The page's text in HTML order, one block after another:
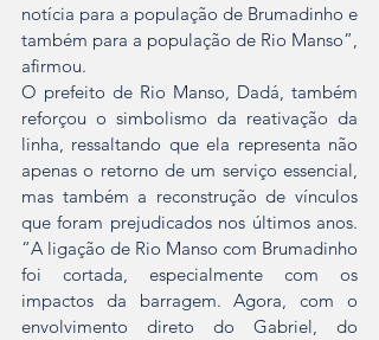
notícia para a população de Brumadinho e
também para a população de Rio Manso”,
afirmou.
O prefeito de Rio Manso, Dadá, também
reforçou o simbolismo da reativação da
linha, ressaltando que ela representa não
apenas o retorno de um serviço essencial,
mas também a reconstrução de vínculos
que foram prejudicados nos últimos anos.
“A ligação de Rio Manso com Brumadinho
foi cortada, especialmente com os
impactos da barragem. Agora, com o
envolvimento direto do Gabriel, do